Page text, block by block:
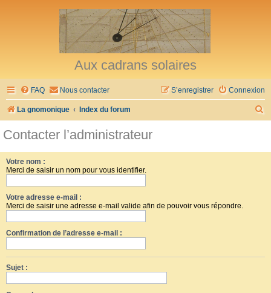
Aux cadrans solaires
FAQ Nous contacter Connexion
S’enregistrer
La gnomonique Index du forum
Contacter l’administrateur
Votre nom :
Merci de saisir un nom pour vous identifier.
Votre adresse e-mail :
Merci de saisir une adresse e-mail valide afin de pouvoir vous répondre.
Confirmation de l’adresse e-mail :
Sujet :